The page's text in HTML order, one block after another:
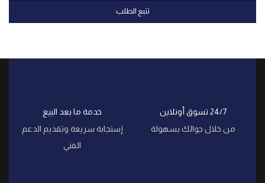
تتبع الطلب
24/7 تسوق أونلاين
من خلال جوالك بسهولة
خدمة ما بعد البيع
إستجابة سريعة وتقديم الدعم
الفني